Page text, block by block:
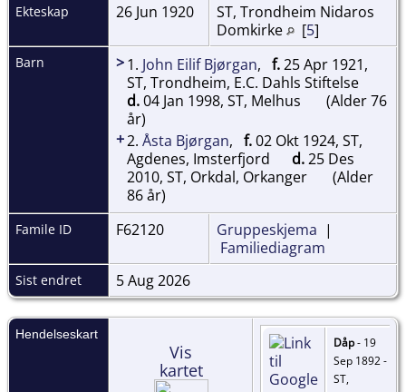
Ekteskap 26 Jun 1920
ST, Trondheim Nidaros
Domkirke
[5]
Barn >1. John Eilif Bjørgan, f.25 Apr 1921,
ST, Trondheim, E.C. Dahls Stiftelse
d.04 Jan 1998, ST, Melhus
(Alder 76
år)
+2. Åsta Bjørgan, f.02 Okt 1924, ST,
Agdenes, Imsterfjord
d.25 Des
2010, ST, Orkdal, Orkanger
(Alder
86 år)
Famile ID F62120 Gruppeskjema |
Familiediagram
Sist endret 5 Aug 2026
Hendelseskart
Vis
kartet
Dåp- 19
Sep 1892 -
ST,